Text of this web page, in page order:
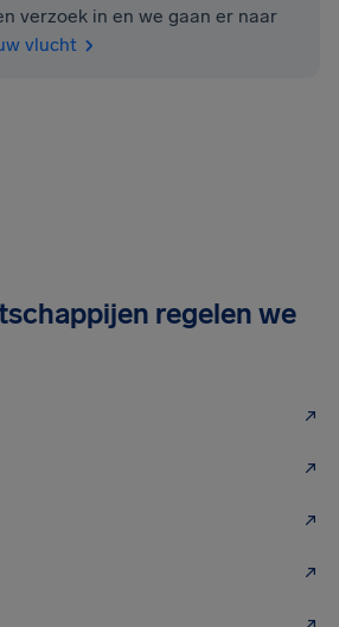
verzoek in en we gaan er naar
vlucht
regelen we